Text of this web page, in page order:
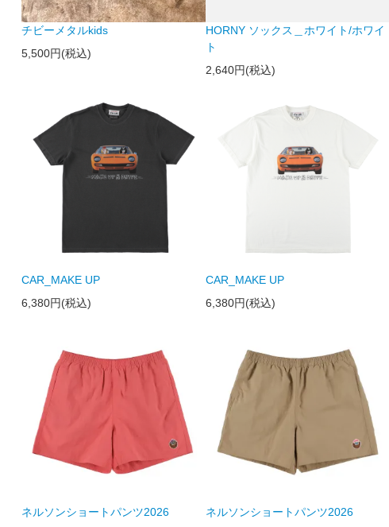
チビーメタルkids
5,500円(税込)
HORNY ソックス＿ホワイト/ホワイ
ト
2,640円(税込)
CAR_MAKE UP
6,380円(税込)
CAR_MAKE UP
6,380円(税込)
ネルソンショートパンツ2026 ネルソンショートパンツ2026